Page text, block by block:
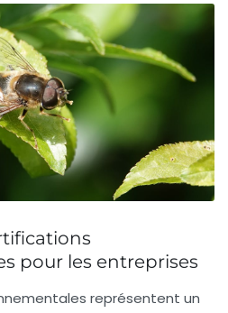
pour les entreprises
représentent un